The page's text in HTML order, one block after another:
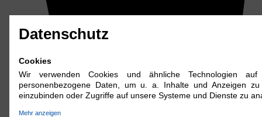
Datenschutz
Cookies
Wir verwenden Cookies und ähnliche Technologien
personenbezogene Daten, um u. a. Inhalte und Anzeigen
einzubinden oder Zugriffe auf unsere Systeme und Dienste zu
Mehr anzeigen